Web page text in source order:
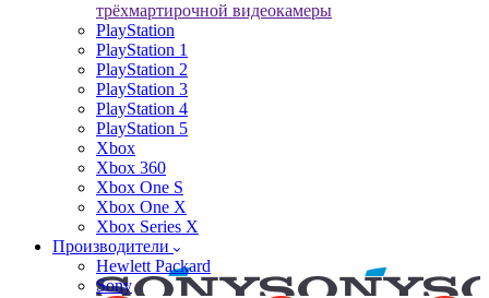
трёхмартирочной видеокамеры
PlayStation
PlayStation 1
PlayStation 2
PlayStation 3
PlayStation 4
PlayStation 5
Xbox
Xbox 360
Xbox One S
Xbox One X
Xbox Series X
Производители
Hewlett Packard
Sony